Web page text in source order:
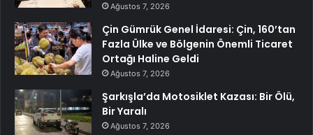
Ağustos 7, 2026
Çin Gümrük Genel İdaresi: Çin, 160’tan
Fazla Ülke ve Bölgenin Önemli Ticaret
Ortağı Haline Geldi
Ağustos 7, 2026
Şarkışla’da Motosiklet Kazası: Bir Ölü,
Bir Yaralı
Ağustos 7, 2026